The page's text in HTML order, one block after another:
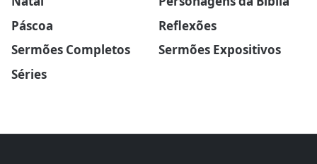
Páscoa
Reflexões
Sermões Completos
Sermões Expositivos
Séries